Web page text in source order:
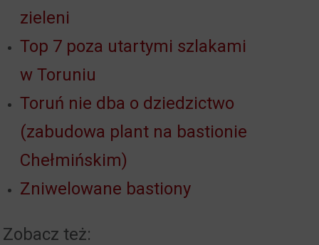
zieleni
Top 7 poza utartymi szlakami
w Toruniu
Toruń nie dba o dziedzictwo
(zabudowa plant na bastionie
Chełmińskim)
Zniwelowane bastiony
Zobacz też: